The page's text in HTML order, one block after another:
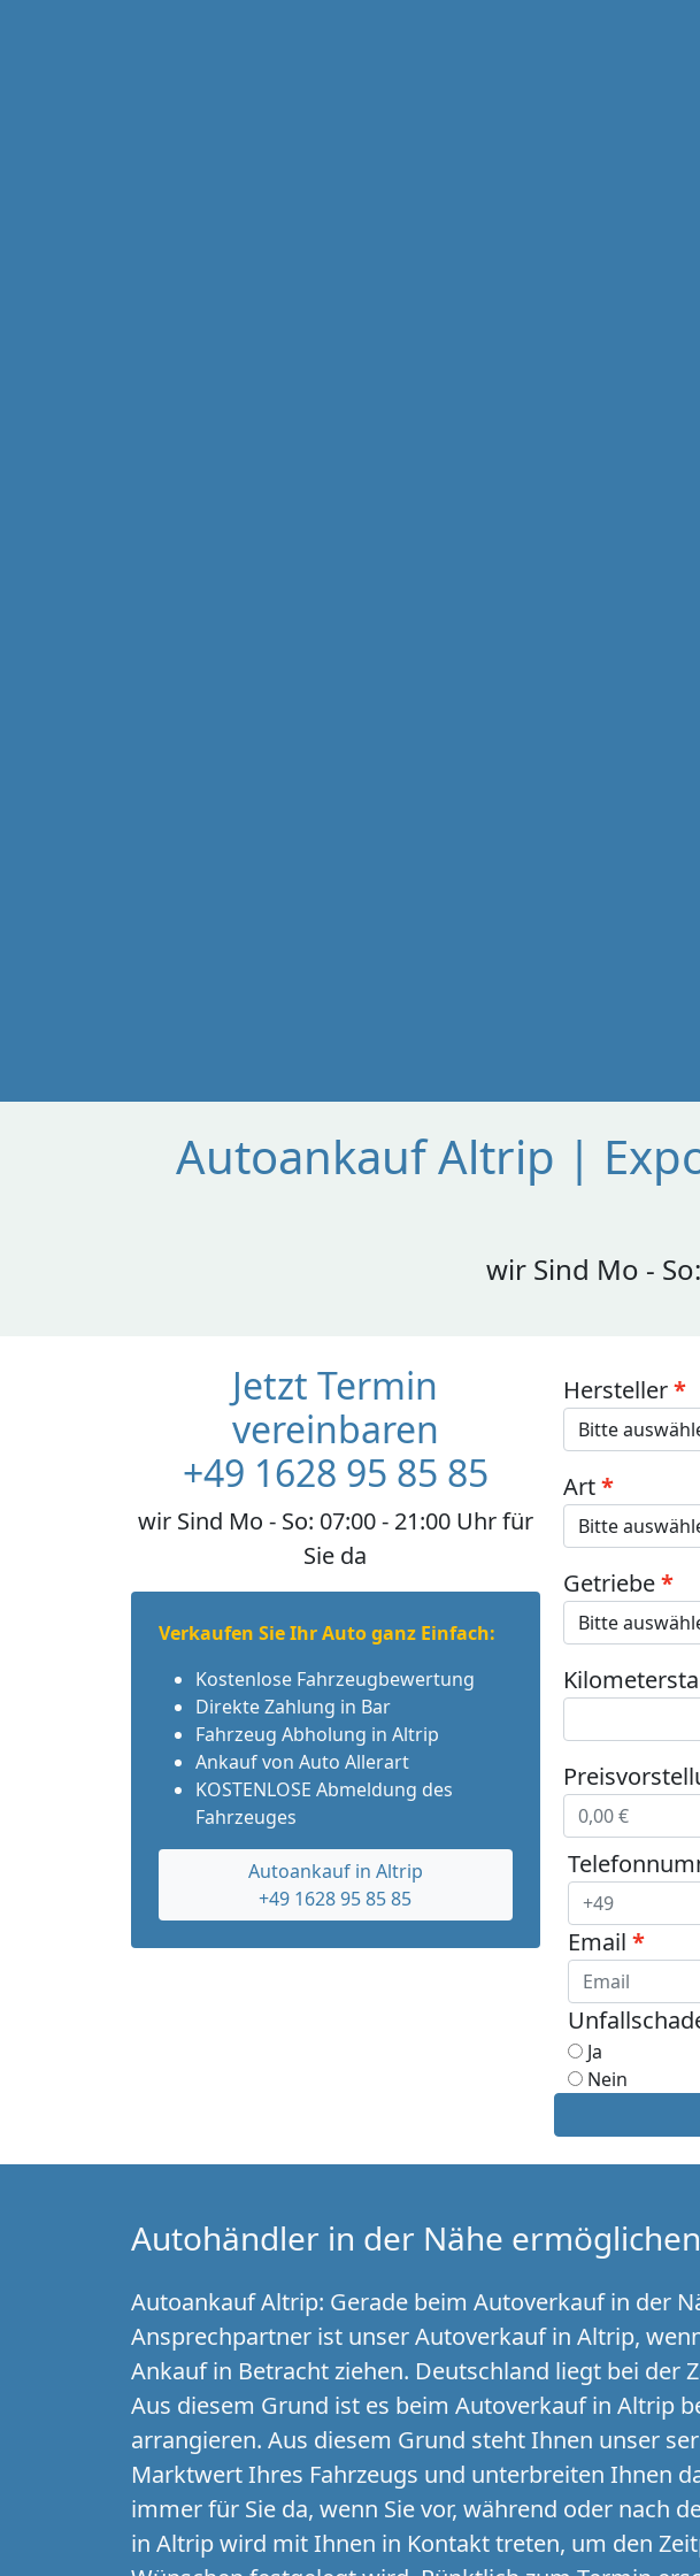
Autoankauf Altrip |
wir Sind Mo -
Jetzt Termin
vereinbaren
+49 1628 95 85 85
wir Sind Mo - So: 07:00 - 21:00 Uhr für
Sie da
Verkaufen Sie Ihr Auto ganz Einfach:
Kostenlose Fahrzeugbewertung
Direkte Zahlung in Bar
Fahrzeug Abholung in Altrip
Ankauf von Auto Allerart
KOSTENLOSE Abmeldung des
Fahrzeuges
Autoankauf in Altrip
+49 1628 95 85 85
Hersteller
Art
Getriebe
Email
Ja
Nein
Autohändler in der Nähe
Autoankauf Altrip: Gerade beim Autoverkauf in der
Ansprechpartner ist unser Autoverkauf in Altrip,
Ankauf in Betracht ziehen. Deutschland liegt bei der
Aus diesem Grund ist es beim Autoverkauf in Altrip
arrangieren. Aus diesem Grund steht Ihnen unser
Marktwert Ihres Fahrzeugs und unterbreiten Ihnen
immer für Sie da, wenn Sie vor, während oder nach
in Altrip wird mit Ihnen in Kontakt treten, um den